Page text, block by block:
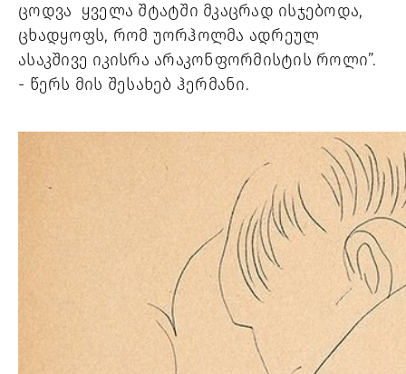
ცოდვა  ყველა შტატში მკაცრად ისჯებოდა,
ცხადყოფს, რომ უორჰოლმა ადრეულ
ასაკშივე იკისრა არაკონფორმისტის როლი”.
- წერს მის შესახებ ჰერმანი.